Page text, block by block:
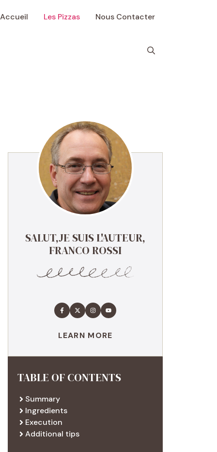
Accueil Les Pizzas Nous Contacter
SALUT,JE SUIS L'AUTEUR,
FRANCO ROSSI
LEARN MORE
TABLE OF CONTENTS
Summary
Ingredients
Execution
Additional tips